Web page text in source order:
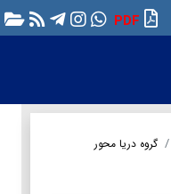
PDF
گروه دریا محور